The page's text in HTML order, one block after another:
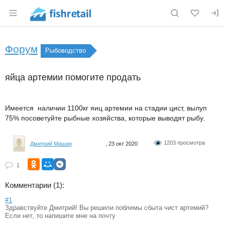
Раздел навигации по сайту fishretail.ru
Форум Рыбоводство
яйца артемии помогите продать
Имеется наличии 1100кг яиц артемии на стадии цист, вылуп
75% посоветуйте рыбные хозяйства, которые выводят рыбу.
Дмитрий Мишин , 23 окт 2020 1203 просмотра
1
Комментарии (1):
#1
Здравствуйте Дмитрий! Вы решили поблемы сбыта чист артемий?
Если нет, то напишите мне на почту